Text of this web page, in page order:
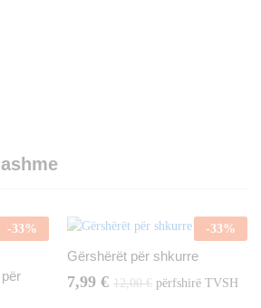
-33% -33%
Gërshërët për shkurre
7,99 € 12,00€ përfshirë TVSH